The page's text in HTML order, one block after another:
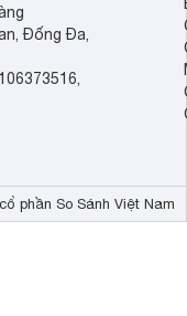
Đống Đa,
phần So Sánh Việt Nam